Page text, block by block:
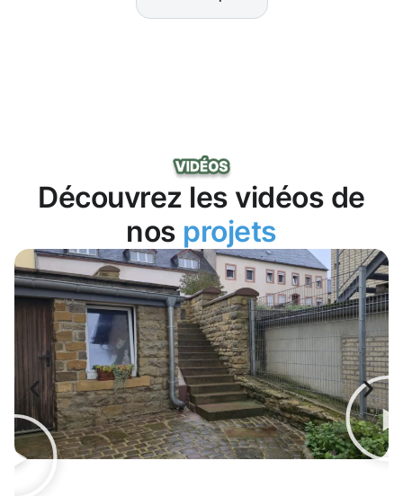
Découvrez les vidéos de
nos projets